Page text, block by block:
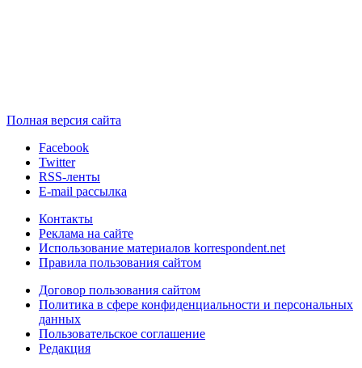
Полная версия сайта
Facebook
Twitter
RSS-ленты
E-mail рассылка
Контакты
Реклама на сайте
Использование материалов korrespondent.net
Правила пользования сайтом
Договор пользования сайтом
Политика в сфере конфиденциальности и персональных
данных
Пользовательское соглашение
Редакция